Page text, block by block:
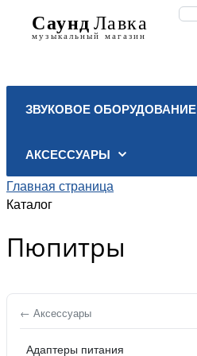
ЗВУКОВОЕ ОБОРУДОВАНИЕ
АКСЕССУАРЫ
Главная страница
Каталог
Пюпитры
← Аксессуары
Адаптеры питания